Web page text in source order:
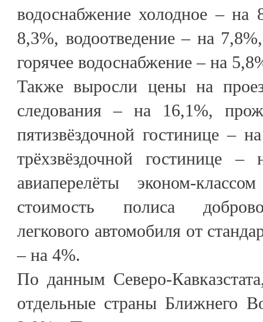
водоснабжение холодное – на
8,3%, водоотведение – на
горячее водоснабжение – на
Также выросли цены на
следования – на 16,1%,
пятизвёздочной гостинице –
трёхзвёздочной гостинице
авиаперелёты эконом-
стоимость полиса
легкового автомобиля от
– на 4%.
По данным Северо-
отдельные страны Ближнего